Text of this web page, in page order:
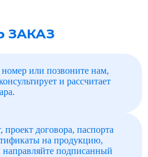
ЗАКАЗ
номер или позвоните нам,
и рассчитает
проект договора, паспорта
на продукцию,
направляйте подписанный